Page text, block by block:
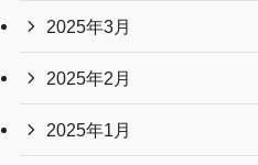
2025年3月
2025年2月
2025年1月